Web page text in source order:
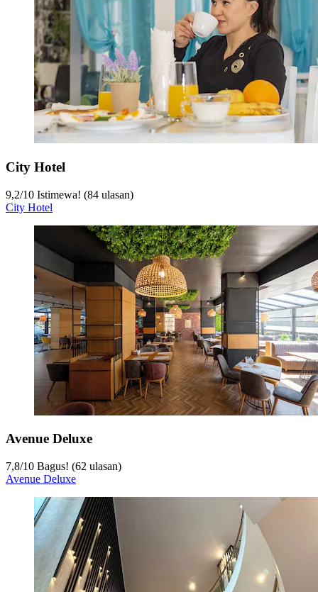
City Hotel
9,2/10 Istimewa! (84 ulasan)
City Hotel
Avenue Deluxe
7,8/10 Bagus! (62 ulasan)
Avenue Deluxe